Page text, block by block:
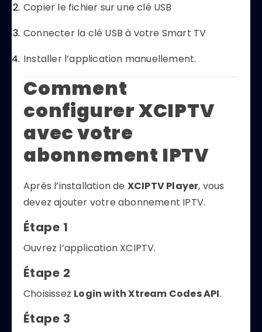
Copier le fichier sur une clé USB
Connecter la clé USB à votre Smart TV
Installer l’application manuellement.
Comment
configurer XCIPTV
avec votre
abonnement IPTV
Après l’installation de XCIPTV Player, vous
devez ajouter votre abonnement IPTV.
Étape 1
Ouvrez l’application XCIPTV.
Étape 2
Choisissez Login with Xtream Codes API.
Étape 3